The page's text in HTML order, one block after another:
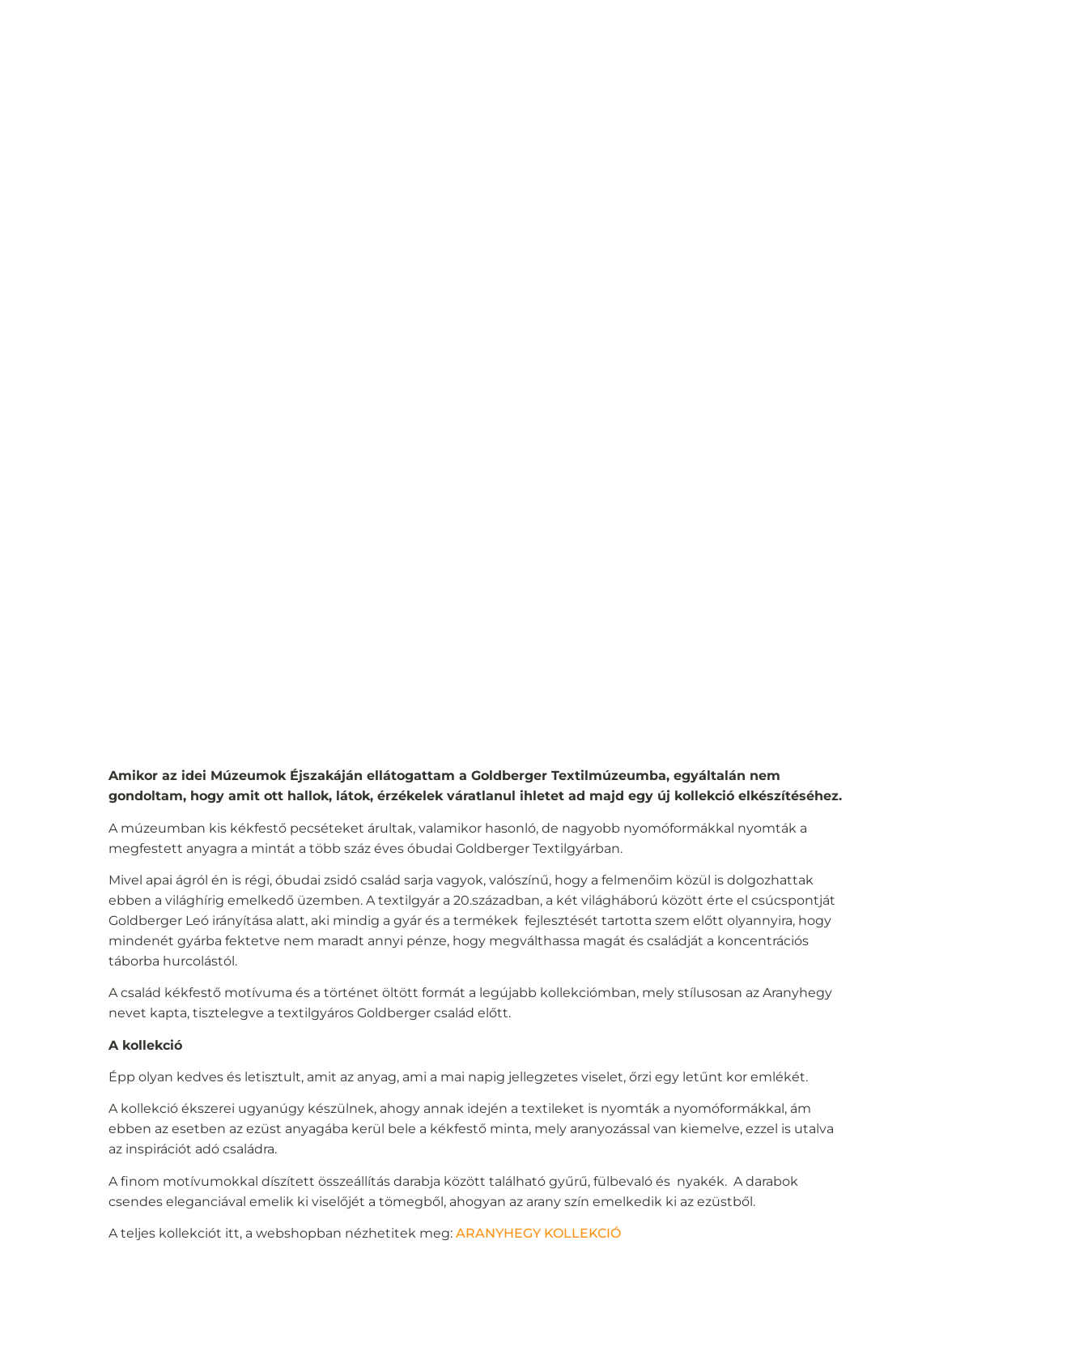
Amikor az idei Múzeumok Éjszakáján ellátogattam a Goldberger Textilmúzeumba, egyáltalán nem
gondoltam, hogy amit ott hallok, látok, érzékelek váratlanul ihletet ad majd egy új kollekció elkészítéséhez.
A múzeumban kis kékfestő pecséteket árultak, valamikor hasonló, de nagyobb nyomóformákkal nyomták a
megfestett anyagra a mintát a több száz éves óbudai Goldberger Textilgyárban.
Mivel apai ágról én is régi, óbudai zsidó család sarja vagyok, valószínű, hogy a felmenőim közül is dolgozhattak
ebben a világhírig emelkedő üzemben. A textilgyár a 20.században, a két világháború között érte el csúcspontját
Goldberger Leó irányítása alatt, aki mindig a gyár és a termékek fejlesztését tartotta szem előtt olyannyira, hogy
mindenét gyárba fektetve nem maradt annyi pénze, hogy megválthassa magát és családját a koncentrációs
táborba hurcolástól.
A család kékfestő motívuma és a történet öltött formát a legújabb kollekciómban, mely stílusosan az Aranyhegy
nevet kapta, tisztelegve a textilgyáros Goldberger család előtt.
A kollekció
Épp olyan kedves és letisztult, amit az anyag, ami a mai napig jellegzetes viselet, őrzi egy letűnt kor emlékét.
A kollekció ékszerei ugyanúgy készülnek, ahogy annak idején a textileket is nyomták a nyomóformákkal, ám
ebben az esetben az ezüst anyagába kerül bele a kékfestő minta, mely aranyozással van kiemelve, ezzel is utalva
az inspirációt adó családra.
A finom motívumokkal díszített összeállítás darabja között található gyűrű, fülbevaló és nyakék. A darabok
csendes eleganciával emelik ki viselőjét a tömegből, ahogyan az arany szín emelkedik ki az ezüstből.
A teljes kollekciót itt, a webshopban nézhetitek meg:ARANYHEGY KOLLEKCIÓ